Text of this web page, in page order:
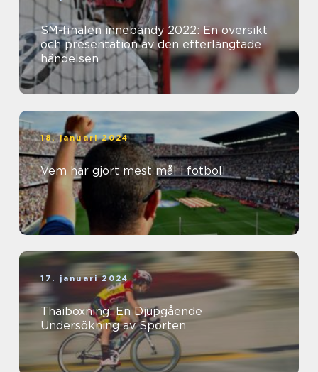
SM-finalen innebandy 2022: En översikt
och presentation av den efterlängtade
händelsen
18. januari 2024
Vem har gjort mest mål i fotboll
17. januari 2024
Thaiboxning: En Djupgående
Undersökning av Sporten